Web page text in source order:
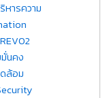
หารความ
นคง
ล้อม